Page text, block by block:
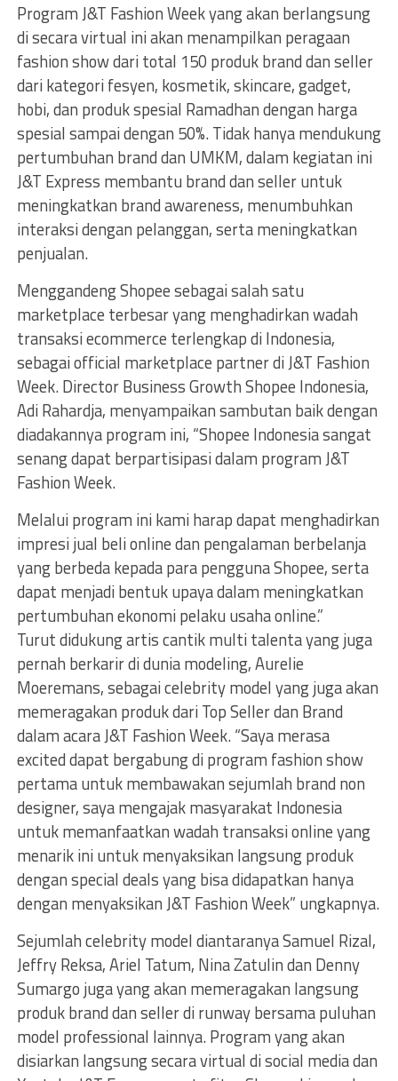
Program J&T Fashion Week yang akan berlangsung
di secara virtual ini akan menampilkan peragaan
fashion show dari total 150 produk brand dan seller
dari kategori fesyen, kosmetik, skincare, gadget,
hobi, dan produk spesial Ramadhan dengan harga
spesial sampai dengan 50%. Tidak hanya mendukung
pertumbuhan brand dan UMKM, dalam kegiatan ini
J&T Express membantu brand dan seller untuk
meningkatkan brand awareness, menumbuhkan
interaksi dengan pelanggan, serta meningkatkan
penjualan.
Menggandeng Shopee sebagai salah satu
marketplace terbesar yang menghadirkan wadah
transaksi ecommerce terlengkap di Indonesia,
sebagai official marketplace partner di J&T Fashion
Week. Director Business Growth Shopee Indonesia,
Adi Rahardja, menyampaikan sambutan baik dengan
diadakannya program ini, “Shopee Indonesia sangat
senang dapat berpartisipasi dalam program J&T
Fashion Week.
Melalui program ini kami harap dapat menghadirkan
impresi jual beli online dan pengalaman berbelanja
yang berbeda kepada para pengguna Shopee, serta
dapat menjadi bentuk upaya dalam meningkatkan
pertumbuhan ekonomi pelaku usaha online.”
Turut didukung artis cantik multi talenta yang juga
pernah berkarir di dunia modeling, Aurelie
Moeremans, sebagai celebrity model yang juga akan
memeragakan produk dari Top Seller dan Brand
dalam acara J&T Fashion Week. “Saya merasa
excited dapat bergabung di program fashion show
pertama untuk membawakan sejumlah brand non
designer, saya mengajak masyarakat Indonesia
untuk memanfaatkan wadah transaksi online yang
menarik ini untuk menyaksikan langsung produk
dengan special deals yang bisa didapatkan hanya
dengan menyaksikan J&T Fashion Week” ungkapnya.
Sejumlah celebrity model diantaranya Samuel Rizal,
Jeffry Reksa, Ariel Tatum, Nina Zatulin dan Denny
Sumargo juga yang akan memeragakan langsung
produk brand dan seller di runway bersama puluhan
model professional lainnya. Program yang akan
disiarkan langsung secara virtual di social media dan